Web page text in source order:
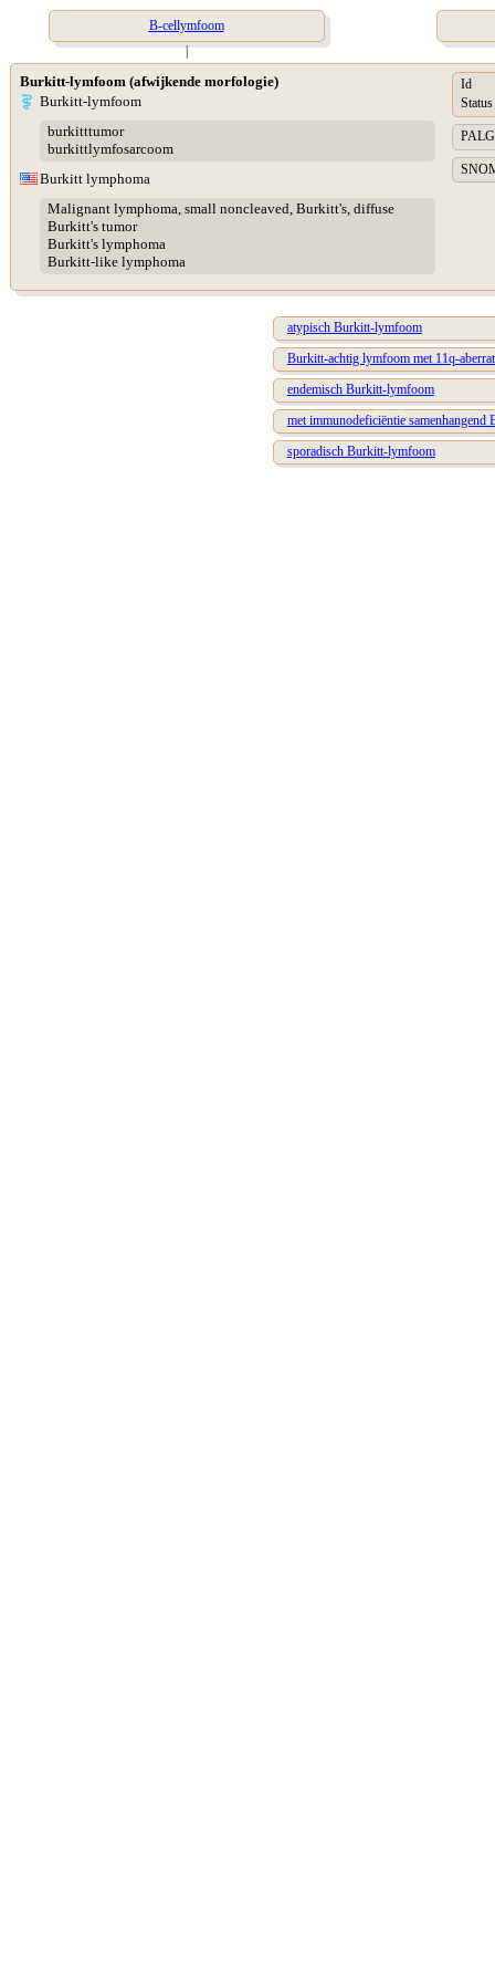
B-cellymfoom
|
Burkitt-lymfoom (afwijkende morfologie)
Burkitt-lymfoom
burkitttumor
burkittlymfosarcoom
Burkitt lymphoma
Malignant lymphoma, small noncleaved, Burkitt's, diffuse
Burkitt's tumor
Burkitt's lymphoma
Burkitt-like lymphoma
Id
Status
atypisch Burkitt-lymfoom
Burkitt-achtig lymfoom met 11q-
endemisch Burkitt-lymfoom
met immunodeficiëntie
sporadisch Burkitt-lymfoom